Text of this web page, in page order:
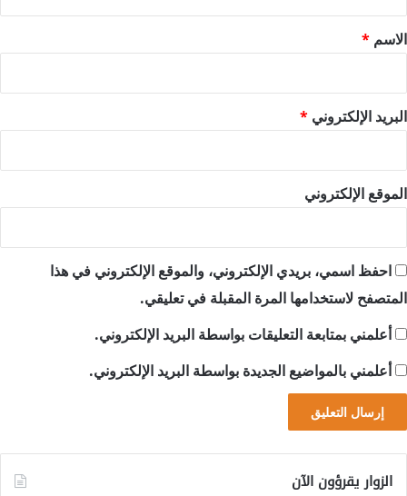
*
الاسم *
البريد الإلكتروني *
الموقع الإلكتروني
احفظ اسمي، بريدي الإلكتروني، والموقع الإلكتروني في هذا
المتصفح لاستخدامها المرة المقبلة في تعليقي.
أعلمني بمتابعة التعليقات بواسطة البريد الإلكتروني.
أعلمني بالمواضيع الجديدة بواسطة البريد الإلكتروني.
الزوار يقرؤون الآن